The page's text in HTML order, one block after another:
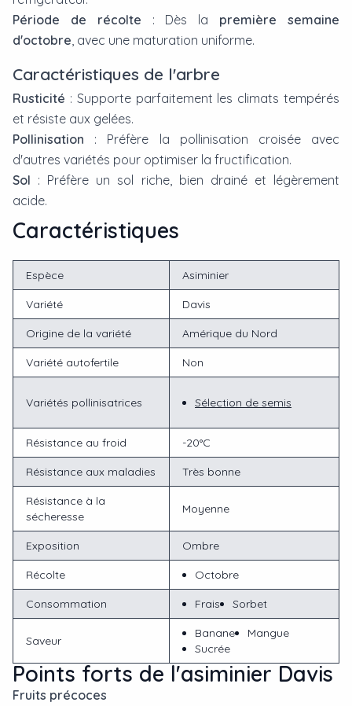
Période de récolte : Dès la première semaine
d'octobre , avec une maturation uniforme.
Caractéristiques de l'arbre
Rusticité : Supporte parfaitement les climats tempérés
et résiste aux gelées.
Pollinisation : Préfère la pollinisation croisée avec
d'autres variétés pour optimiser la fructification.
Sol : Préfère un sol riche, bien drainé et légèrement
acide.
Caractéristiques
Espèce Asiminier
Variété Davis
Origine de la variété Amérique du Nord
Variété autofertile Non
Variétés pollinisatrices Sélection de semis
Résistance au froid -20°C
Résistance aux maladies Très bonne
Résistance à la
sécheresse
Moyenne
Exposition Ombre
Récolte Octobre
Consommation Frais Sorbet
Saveur
Banane
Mangue
Sucrée
Points forts de l'asiminier Davis
Fruits précoces